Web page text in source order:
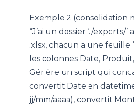
Exemple 2 (consolidation
“J’ai un dossier ‘./exports/
.xlsx, chacun a une feuille
les colonnes Date,
Génère un script qui
convertit Date en
jj/mm/aaaa), convertit